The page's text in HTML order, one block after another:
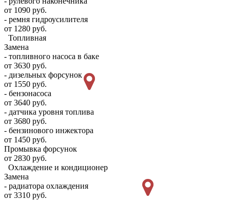
от 1090 руб.
- ремня гидроусилителя
от 1280 руб.
Топливная
Замена
- топливного насоса в баке
от 3630 руб.
- дизельных форсунок
от 1550 руб.
- бензонасоса
от 3640 руб.
- датчика уровня топлива
от 3680 руб.
- бензинового инжектора
от 1450 руб.
Промывка форсунок
от 2830 руб.
Охлаждение и кондиционер
Замена
- радиатора охлаждения
от 3310 руб.